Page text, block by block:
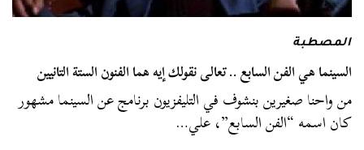
المصطبة
السينما هي الفن السابع .. تعالى نقولك إيه هما الفنون الستة التانيين
من واحنا صغيرين بنشوف في التليفزيون برنامج عن السينما مشهور
كان اسمه “الفن السابع”، علي…